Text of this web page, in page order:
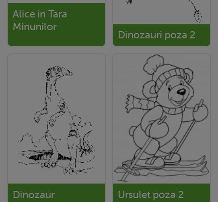
Alice in Tara
Minunilor
Dinozauri poza 2
Dinozaur Ursulet poza 2